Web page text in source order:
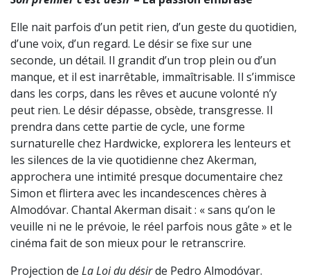
Elle nait parfois d’un petit rien, d’un geste du quotidien,
d’une voix, d’un regard. Le désir se fixe sur une
seconde, un détail. Il grandit d’un trop plein ou d’un
manque, et il est inarrêtable, immaîtrisable. Il s’immisce
dans les corps, dans les rêves et aucune volonté n’y
peut rien. Le désir dépasse, obsède, transgresse. Il
prendra dans cette partie de cycle, une forme
surnaturelle chez Hardwicke, explorera les lenteurs et
les silences de la vie quotidienne chez Akerman,
approchera une intimité presque documentaire chez
Simon et flirtera avec les incandescences chères à
Almodóvar. Chantal Akerman disait : « sans qu’on le
veuille ni ne le prévoie, le réel parfois nous gâte » et le
cinéma fait de son mieux pour le retranscrire.
Projection de La Loi du désirde Pedro Almodóvar.